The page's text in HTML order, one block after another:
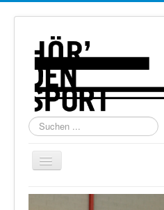
Suchen
...
Navigation
Home